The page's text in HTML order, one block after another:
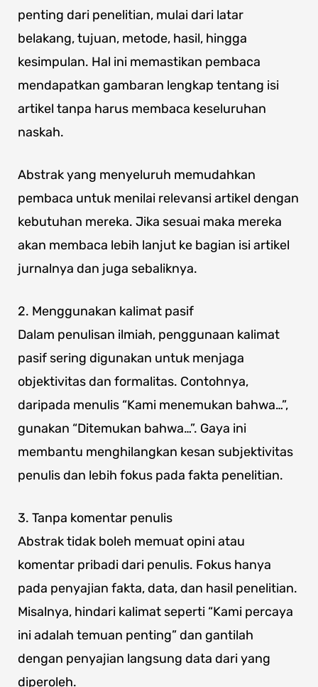
penting dari penelitian, mulai dari latar
belakang, tujuan, metode, hasil, hingga
kesimpulan. Hal ini memastikan pembaca
mendapatkan gambaran lengkap tentang isi
artikel tanpa harus membaca keseluruhan
naskah.
Abstrak yang menyeluruh memudahkan
pembaca untuk menilai relevansi artikel dengan
kebutuhan mereka. Jika sesuai maka mereka
akan membaca lebih lanjut ke bagian isi artikel
jurnalnya dan juga sebaliknya.
2. Menggunakan kalimat pasif
Dalam penulisan ilmiah, penggunaan kalimat
pasif sering digunakan untuk menjaga
objektivitas dan formalitas. Contohnya,
daripada menulis “Kami menemukan bahwa…”,
gunakan “Ditemukan bahwa…”. Gaya ini
membantu menghilangkan kesan subjektivitas
penulis dan lebih fokus pada fakta penelitian.
3. Tanpa komentar penulis
Abstrak tidak boleh memuat opini atau
komentar pribadi dari penulis. Fokus hanya
pada penyajian fakta, data, dan hasil penelitian.
Misalnya, hindari kalimat seperti “Kami percaya
ini adalah temuan penting” dan gantilah
dengan penyajian langsung data dari yang
diperoleh.